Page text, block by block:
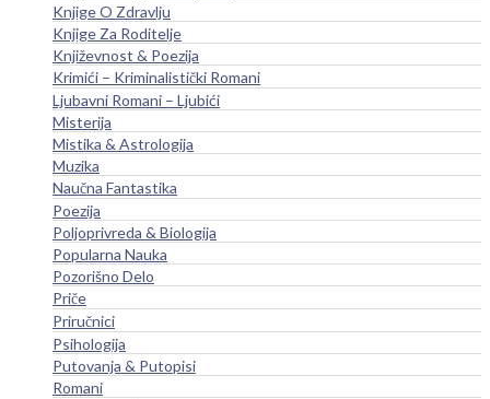
Knjige O Zdravlju
Knjige Za Roditelje
Književnost & Poezija
Krimići – Kriminalistički Romani
Ljubavni Romani – Ljubići
Misterija
Mistika & Astrologija
Muzika
Naučna Fantastika
Poezija
Poljoprivreda & Biologija
Popularna Nauka
Pozorišno Delo
Priče
Priručnici
Psihologija
Putovanja & Putopisi
Romani